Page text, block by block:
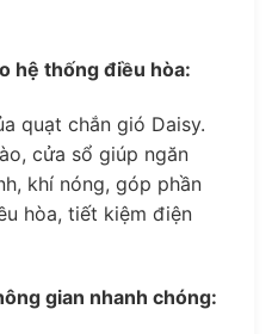
hệ thống điều hòa:
quạt chắn gió Daisy.
cửa sổ giúp ngăn
khí nóng, góp phần
hòa, tiết kiệm điện
gian nhanh chóng: